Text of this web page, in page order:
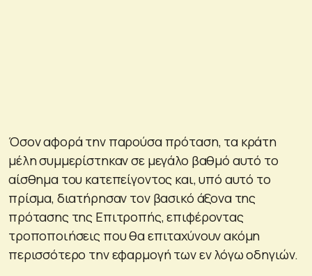
Όσον αφορά την παρούσα πρόταση, τα κράτη
μέλη συμμερίστηκαν σε μεγάλο βαθμό αυτό το
αίσθημα του κατεπείγοντος και, υπό αυτό το
πρίσμα, διατήρησαν τον βασικό άξονα της
πρότασης της Επιτροπής, επιφέροντας
τροποποιήσεις που θα επιταχύνουν ακόμη
περισσότερο την εφαρμογή των εν λόγω οδηγιών.